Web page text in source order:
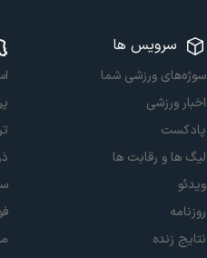
سرویس ها
سوژه‌های ورزشی شما
اخبار ورزشی
پادکست
لیگ ها و رقابت ها
ویدئو
روزنامه
نتایج زنده